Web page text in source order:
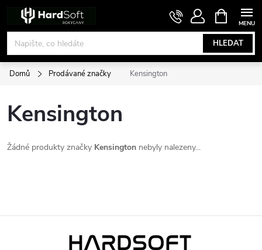
obsah
HLEDAT
NÁKUPNÍ
KOŠÍK
Domů Prodávané značky Kensington
Kensington
Žádné produkty značky Kensington nebyly nalezeny...